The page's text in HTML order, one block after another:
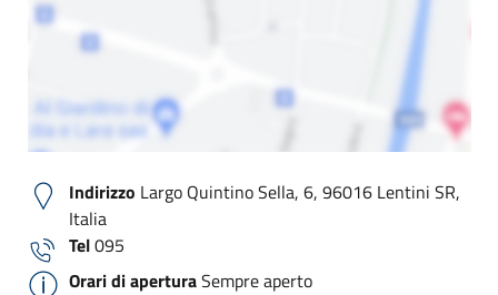
Indirizzo Largo Quintino Sella, 6, 96016 Lentini SR,
Italia
Tel095
Orari di aperturaSempre aperto